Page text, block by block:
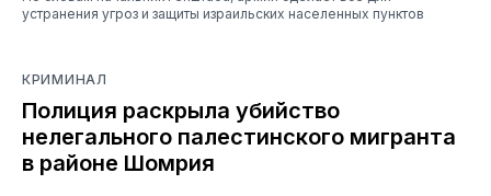
устранения угроз и защиты израильских населенных пунктов
КРИМИНАЛ
Полиция раскрыла убийство
нелегального палестинского мигранта
в районе Шомрия